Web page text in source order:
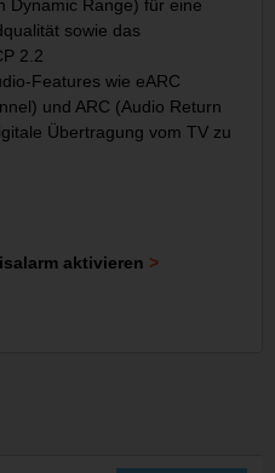
Dynamic Range) für eine
sowie das
2.2
Features wie eARC
und ARC (Audio Return
Übertragung vom TV zu
aktivieren